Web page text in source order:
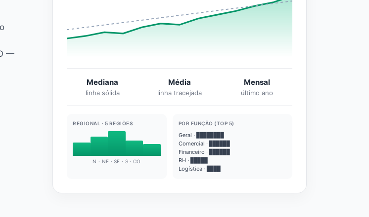
—
Mediana
linha sólida
Média
linha tracejada
Mensal
último ano
REGIONAL · 5 REGIÕES
N · NE · SE · S · CO
POR FUNÇÃO (TOP 5)
Geral · ████████
Comercial · ██████
Financeiro · ██████
RH · █████
Logística · ████